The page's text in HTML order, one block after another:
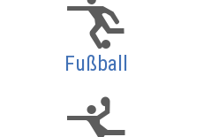
Fußball